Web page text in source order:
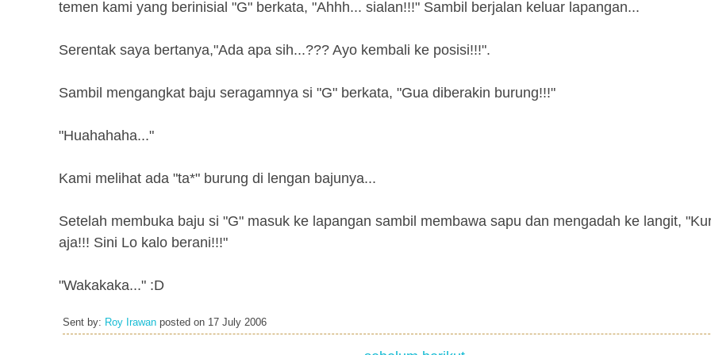
temen kami yang berinisial "G" berkata, "Ahhh... sialan!!!" Sambil berjalan keluar lapangan...
Serentak saya bertanya,"Ada apa sih...??? Ayo kembali ke posisi!!!".
Sambil mengangkat baju seragamnya si "G" berkata, "Gua diberakin burung!!!"
"Huahahaha..."
Kami melihat ada "ta*" burung di lengan bajunya...
Setelah membuka baju si "G" masuk ke lapangan sambil membawa sapu dan mengadah ke langit,
aja!!! Sini Lo kalo berani!!!"
"Wakakaka..." :D
Sent by: Roy Irawan posted on 17 July 2006